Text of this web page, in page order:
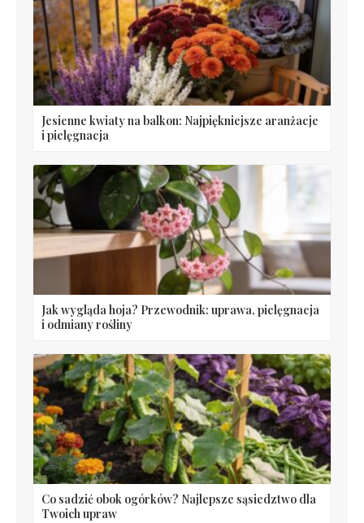
Jesienne kwiaty na balkon: Najpiękniejsze aranżacje
i pielęgnacja
Jak wygląda hoja? Przewodnik: uprawa, pielęgnacja
i odmiany rośliny
Co sadzić obok ogórków? Najlepsze sąsiedztwo dla
Twoich upraw